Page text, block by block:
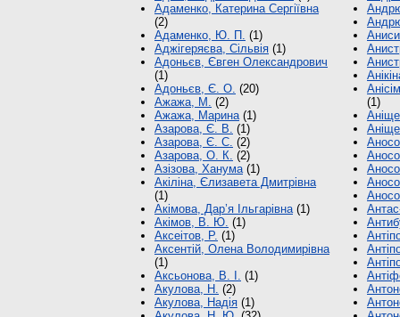
Адаменко, Катерина Сергіївна
(2)
Адаменко, Ю. П. (1)
Аджігеряєва, Сільвія (1)
Адоньєв, Євген Олександрович
(1)
Адоньєв, Є. О. (20)
Ажажа, М. (2)
Ажажа, Марина(1)
Азарова, Є. В. (1)
Азарова, Є. С. (2)
Азарова, О. К. (2)
Азізова, Ханума(1)
Акіліна, Єлизавета Дмитрівна
(1)
Акімова, Дар’я Ільгарівна(1)
Акімов, В. Ю. (1)
Аксеітов, Р. (1)
Аксентій, Олена Володимирівна
(1)
Аксьонова, В. І. (1)
Акулова, Н. (2)
Акулова, Надія (1)
(1)